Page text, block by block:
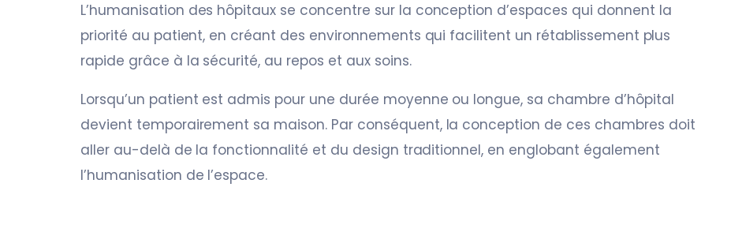
L’humanisation des hôpitaux se concentre sur la conception d’espaces qui donnent la
priorité au patient, en créant des environnements qui facilitent un rétablissement plus
rapide grâce à la sécurité, au repos et aux soins.
Lorsqu’un patient est admis pour une durée moyenne ou longue, sa chambre d’hôpital
devient temporairement sa maison. Par conséquent, la conception de ces chambres doit
aller au-delà de la fonctionnalité et du design traditionnel, en englobant également
l’humanisation de l’espace.